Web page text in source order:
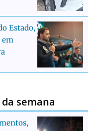
Estado,
em
semana